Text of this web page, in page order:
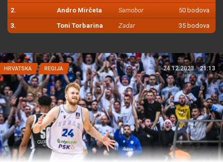
2. Andro Mirčeta Samobor 50 bodova
3. Toni Torbarina Zadar 35 bodova
HRVATSKA REGIJA 24.12.2023. 21:13